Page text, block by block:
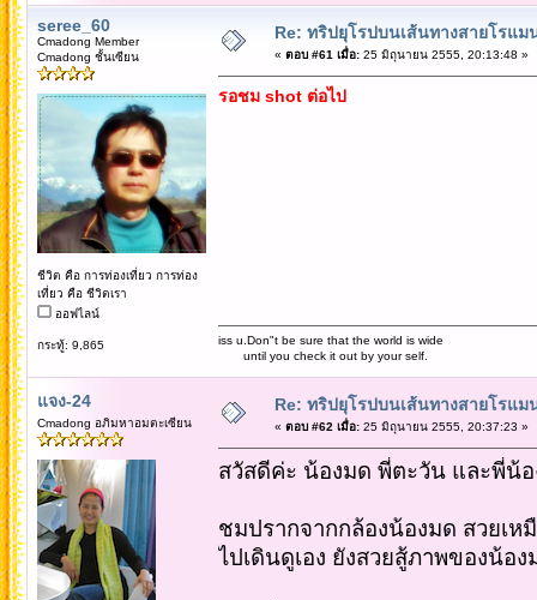
seree_60
Cmadong Member
Cmadong ชั้นเซียน
ชีวิต คือ การท่องเที่ยว การท่อง
เที่ยว คือ ชีวิตเรา
ออฟไลน์
กระทู้: 9,865
Re: ทริปยุโรปบนเส้นทางสายโรแม
« ตอบ #61 เมื่อ:25 มิถุนายน 2555, 20:13:48 »
รอชม shot ต่อไป
iss u.Don"t be sure that the world is wide
until you check it out by your self.
แจง-24
Cmadong อภิมหาอมตะเซียน
Re: ทริปยุโรปบนเส้นทางสายโรแม
« ตอบ #62 เมื่อ:25 มิถุนายน 2555, 20:37:23 »
สวัสดีค่ะ น้องมด พี่ตะวัน และพี่น้
ชมปรากจากกล้องน้องมด สวยเห
ไปเดินดูเอง ยังสวยสู้ภาพของน้อง